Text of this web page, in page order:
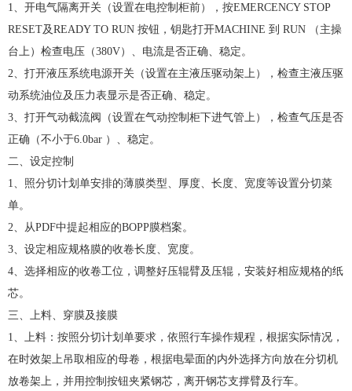
1、开电气隔离开关（设置在电控制柜前），按EMERCENCY STOP
RESET及READY TO RUN 按钮，钥匙打开MACHINE 到 RUN （主操
台上）检查电压（380V）、电流是否正确、稳定。
2、打开液压系统电源开关（设置在主液压驱动架上），检查主液压驱
动系统油位及压力表显示是否正确、稳定。
3、打开气动截流阀（设置在气动控制柜下进气管上），检查气压是否
正确（不小于6.0bar ）、稳定。
二、设定控制
1、照分切计划单安排的薄膜类型、厚度、长度、宽度等设置分切菜
单。
2、从PDF中提起相应的BOPP膜档案。
3、设定相应规格膜的收卷长度、宽度。
4、选择相应的收卷工位，调整好压辊臂及压辊，安装好相应规格的纸
芯。
三、上料、穿膜及接膜
1、上料：按照分切计划单要求，依照行车操作规程，根据实际情况，
在时效架上吊取相应的母卷，根据电晕面的内外选择方向放在分切机
放卷架上，并用控制按钮夹紧钢芯，离开钢芯支撑臂及行车。